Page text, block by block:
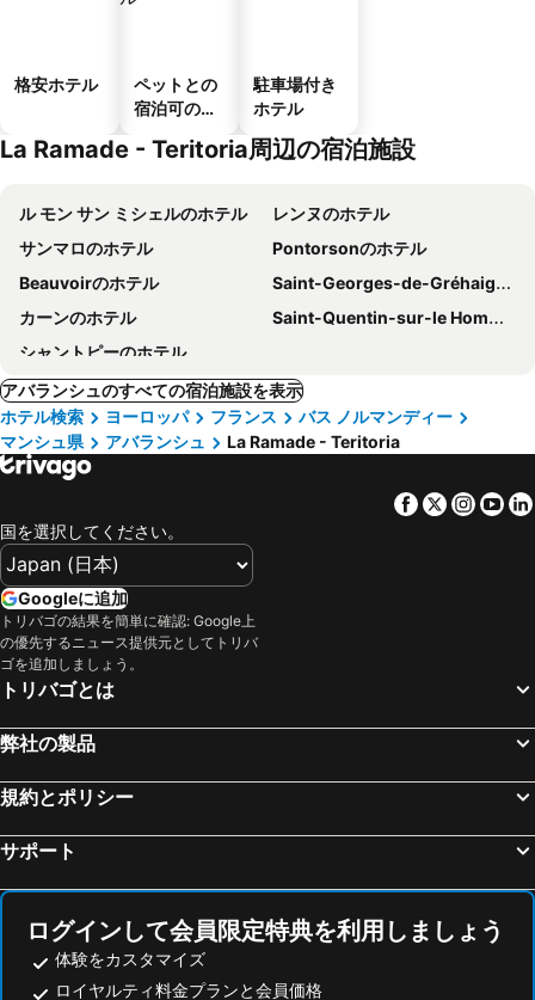
格安ホテル
ペットとの
宿泊可のホ
駐車場付き
ホテル
La Ramade - Teritoria周辺の宿泊施設
ル モン サン ミシェルのホテル
レンヌのホテル
サンマロのホテル
Pontorsonのホテル
Beauvoirのホテル
Saint-Georges-de-Gréhaigneのホテル
カーンのホテル
Saint-Quentin-sur-le Hommeのホテル
シャントピーのホテル
アバランシュのすべての宿泊施設を表示
ホテル検索
ヨーロッパ フランス
バス ノルマンディー
マンシュ県
アバランシュ La Ramade - Teritoria
Facebook
Twitter
国を選択してください。
Googleに追加
トリバゴの結果を簡単に確認: Google上
の優先するニュース提供元としてトリバ
ゴを追加しましょう。
トリバゴとは
弊社の製品
規約とポリシー
サポート
ログインして会員限定特典を利用しましょう
体験をカスタマイズ
ロイヤルティ料金プランと会員価格